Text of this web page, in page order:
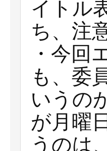
イトル
ち、注
・今回
も、委
いうの
が月曜
うのは